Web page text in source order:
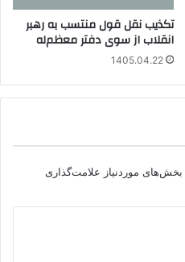
تکذیب نقل قول منتسب به رهبر
انقلاب از سوی دفتر معظم‌له
1405.04.22
بخش‌های موردنیاز علامت‌گذاری